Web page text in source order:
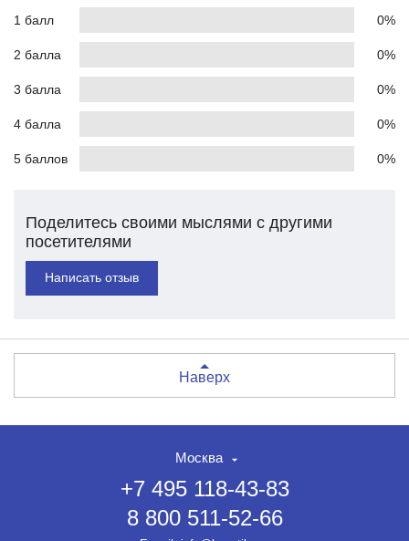
1 балл 0%
2 балла 0%
3 балла 0%
4 балла 0%
5 баллов 0%
Поделитесь своими мыслями с другими
посетителями
Написать отзыв
Наверх
Москва
+7 495 118-43-83
8 800 511-52-66